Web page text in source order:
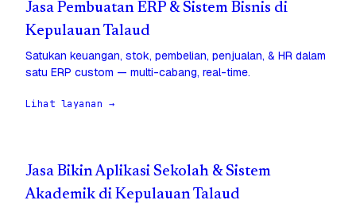
Jasa Pembuatan ERP & Sistem Bisnis di
Kepulauan Talaud
Satukan keuangan, stok, pembelian, penjualan, & HR dalam
satu ERP custom — multi-cabang, real-time.
Lihat layanan →
Jasa Bikin Aplikasi Sekolah & Sistem
Akademik di Kepulauan Talaud